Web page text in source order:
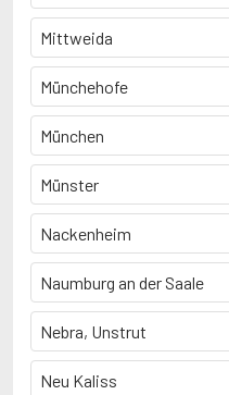
Mittweida
Münchehofe
München
Münster
Nackenheim
Naumburg an der Saale
Nebra, Unstrut
Neu Kaliss